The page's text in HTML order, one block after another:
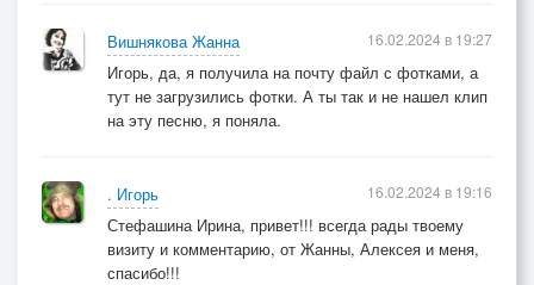
Вишнякова Жанна
Игорь, да, я получила на почту файл с фотками, а
тут не загрузились фотки. А ты так и не нашел клип
на эту песню, я поняла.
16.02.2024 в 19:27
. Игорь
Стефашина Ирина, привет!!! всегда рады твоему
визиту и комментарию, от Жанны, Алексея и меня,
спасибо!!!
16.02.2024 в 19:16